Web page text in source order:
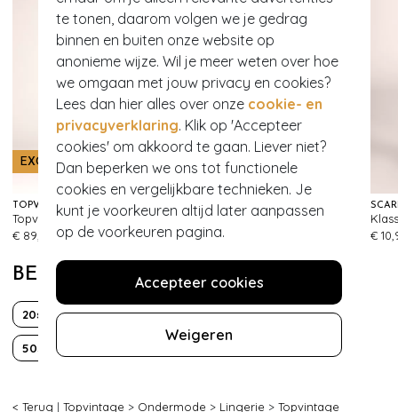
te tonen, daarom volgen we je gedrag
binnen en buiten onze website op
anonieme wijze. Wil je meer weten over hoe
we omgaan met jouw privacy en cookies?
Lees dan hier alles over onze cookie- en
privacyverklaring. Klik op 'Accepteer
cookies' om akkoord te gaan. Liever niet?
Dan beperken we ons tot functionele
cookies en vergelijkbare technieken. Je
kunt je voorkeuren altijd later aanpassen
op de voorkeuren pagina.
Accepteer cookies
Weigeren
EXCLUSIEF
Topvintage exclusive ~ Julie gebreide jurk in zwart
€ 89,95
197
- 60%
€ 139,95
€
BEKIJK MEER VAN
20s 30s 40s
50s
< Terug | Topvintage > Ondermode > Lingerie > Topvintage